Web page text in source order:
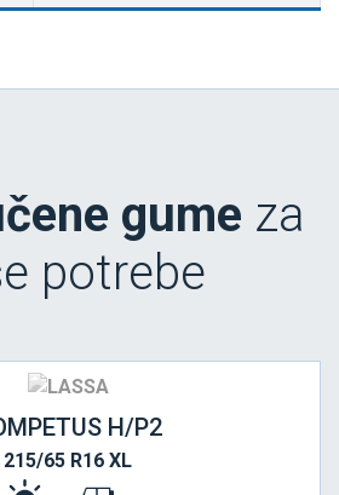
gume za
potrebe
H/P2
215/65 R16 XL